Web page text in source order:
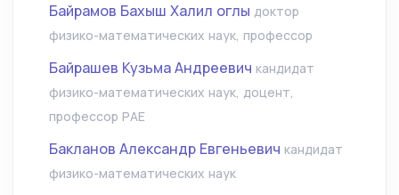
Байрамов Бахыш Халил оглы доктор
физико-математических наук, профессор
Байрашев Кузьма Андреевич кандидат
физико-математических наук, доцент,
профессор РАЕ
Бакланов Александр Евгеньевич кандидат
физико-математических наук